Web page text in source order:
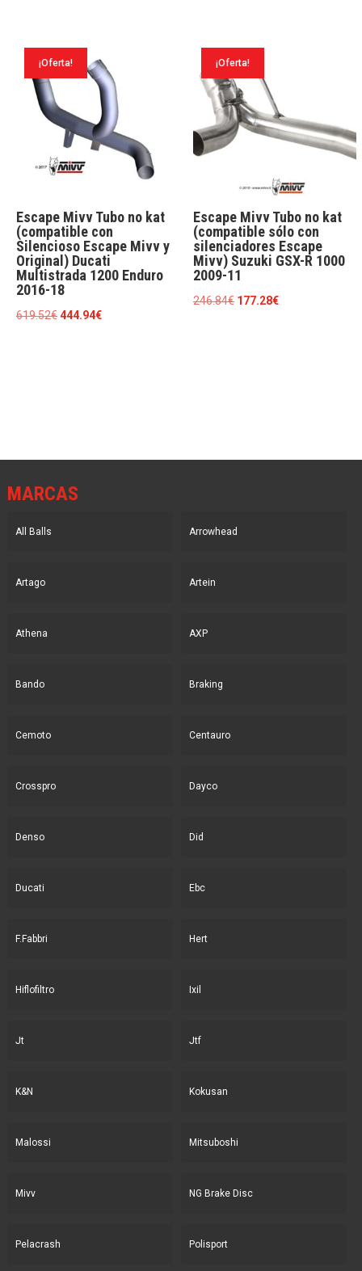
era:
552.97€.397.14€.
¡Oferta!
Escape Mivv Tubo no kat
(compatible con
Silencioso Escape Mivv y
Original) Ducati
Multistrada 1200 Enduro
2016-18
619.52€El
444.94€El
¡Oferta!
Escape Mivv Tubo no kat
(compatible sólo con
silenciadores Escape
Mivv) Suzuki GSX-R 1000
2009-11
246.84€ El
177.28€El
MARCAS
All Balls Arrowhead
Artago Artein
Athena AXP
Bando Braking
Cemoto Centauro
Crosspro Dayco
Denso Did
Ducati Ebc
F.Fabbri Hert
Hiflofiltro Ixil
Jt Jtf
K&N Kokusan
Malossi Mitsuboshi
Mivv NG Brake Disc
Pelacrash Polisport